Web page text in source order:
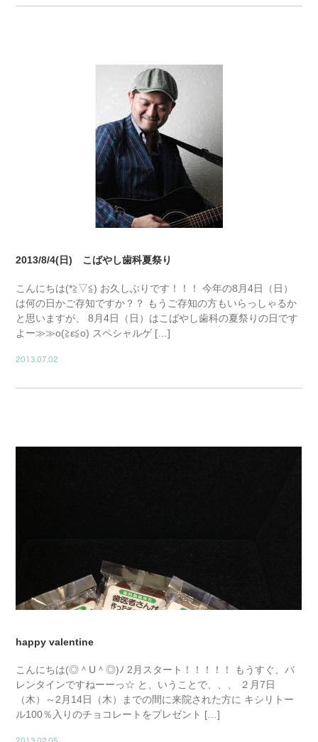
2013/8/4(日) こばやし歯科夏祭り
こんにちは(*≧▽≦) お久しぶりです！！！ 今年の8月4日（日）
は何の日かご存知ですか？？ もうご存知の方もいらっしゃるか
と思いますが、 8月4日（日）はこばやし歯科の夏祭りの日です
よー≫≫o(≧ε≦o) スペシャルゲ […]
2013.07.02
happy valentine
こんにちは(◎＾U＾◎)ﾉ 2月スタート！！！！！ もうすぐ、バ
レンタインですねーーっ☆ と、いうことで、、、 ２月7日
（木）～2月14日（木）までの間に来院された方に キシリトー
ル100％入りのチョコレートをプレゼント […]